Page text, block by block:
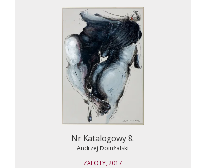
Nr Katalogowy 8.
Andrzej Domżalski
ZALOTY, 2017